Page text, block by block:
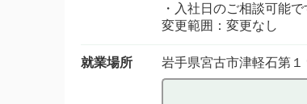
・入社日のご相談可能で
変更範囲：変更なし
就業場所 岩手県宮古市津軽石第